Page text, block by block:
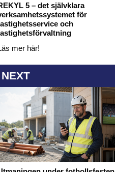
5 – det självklara
för
och
mer här!
NEXT